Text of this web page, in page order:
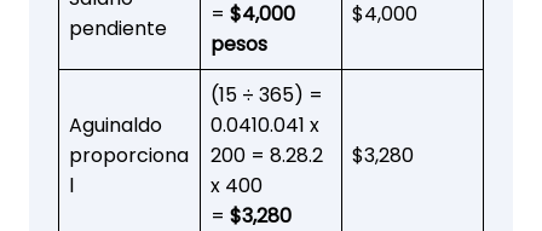
pendiente
= $4,000
pesos
$4,000
Aguinaldo
proporciona
l
(15 ÷ 365) =
0.0410.041 x
200 = 8.28.2
x 400
= $3,280
$3,280